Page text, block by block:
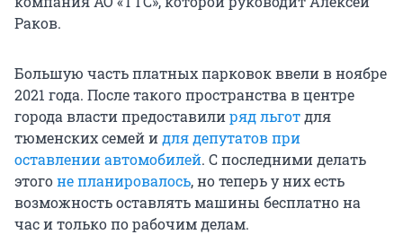
Раков.
Большую часть платных парковок ввели в ноябре
2021 года. После такого пространства в центре
города власти предоставилиряд льготдля
тюменских семей идля депутатов при
оставлении автомобилей. С последними делать
этогоне планировалось, но теперь у них есть
возможность оставлять машины бесплатно на
час и только по рабочим делам.